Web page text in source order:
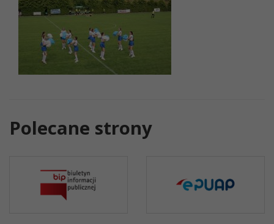
Polecane strony